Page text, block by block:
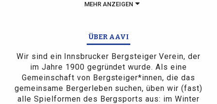
MEHR ANZEIGEN
ÜBER AAVI
Wir sind ein Innsbrucker Bergsteiger Verein, der
im Jahre 1900 gegründet wurde. Als eine
Gemeinschaft von Bergsteiger*innen, die das
gemeinsame Bergerleben suchen, üben wir (fast)
alle Spielformen des Bergsports aus: im Winter